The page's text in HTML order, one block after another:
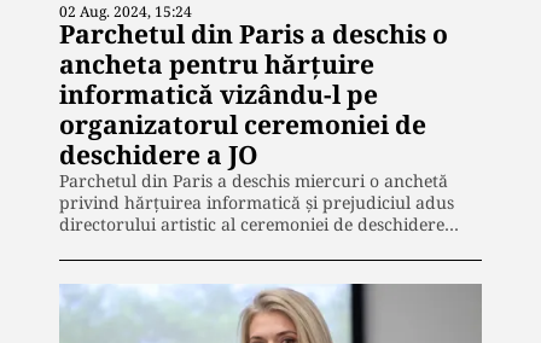
02 Aug. 2024, 15:24
Parchetul din Paris a deschis o
ancheta pentru hărțuire
informatică vizându-l pe
organizatorul ceremoniei de
deschidere a JO
Parchetul din Paris a deschis miercuri o anchetă
privind hărțuirea informatică și prejudiciul adus
directorului artistic al ceremoniei de deschidere…